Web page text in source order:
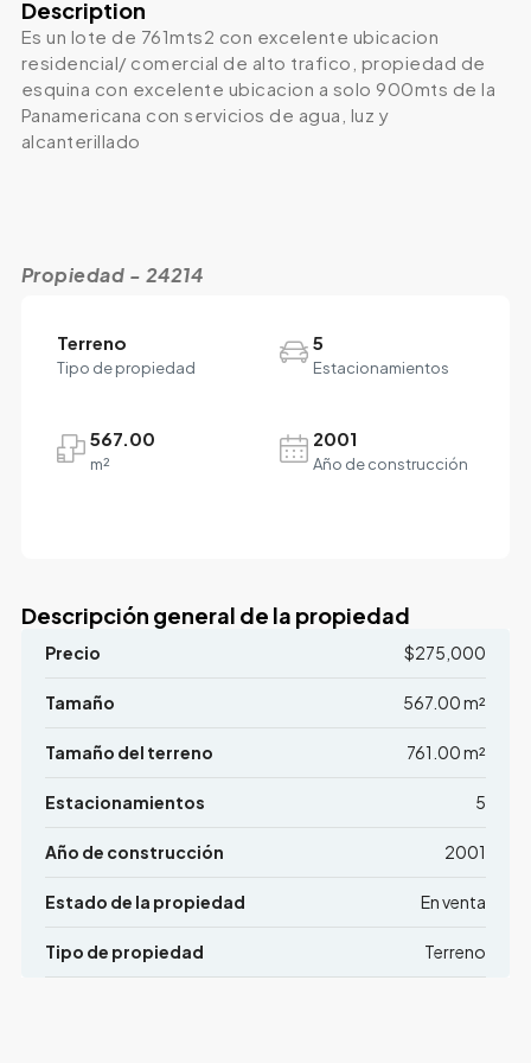
Description
Es un lote de 761mts2 con excelente ubicacion
residencial/ comercial de alto trafico, propiedad de
esquina con excelente ubicacion a solo 900mts de la
Panamericana con servicios de agua, luz y
alcanterillado
Propiedad - 24214
Terreno
Tipo de propiedad
5
Estacionamientos
567.00
m²
2001
Año de construcción
Descripción general de la propiedad
Precio $275,000
Tamaño 567.00 m²
Tamaño del terreno 761.00 m²
Estacionamientos 5
Año de construcción 2001
Estado de la propiedad En venta
Tipo de propiedad Terreno